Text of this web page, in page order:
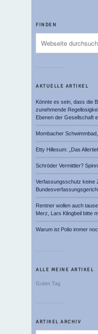
FINDEN
AKTUELLE ARTIKEL
Könnte es sein, dass die
zunehmende
Ebenen der Gesellschaft
Mombacher
Etty Hillesum: „Das
Schröder Vermittler?
Verfassungsschutz keine
Rentner wollen auch
Merz, Lars Klingbeil bitte
Warum ist Polio immer
ALLE MEINE ARTIKEL
Guten Tag
ARTIKEL ARCHIV